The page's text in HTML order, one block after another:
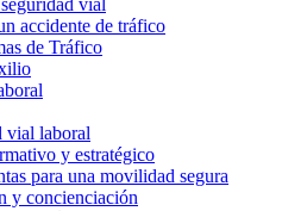
vial
accidente de tráfico
de Tráfico
vial laboral
y estratégico
para una movilidad segura
y concienciación